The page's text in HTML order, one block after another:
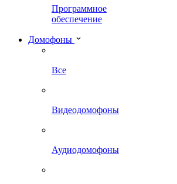
Программное
обеспечение
Домофоны
Все
Видеодомофоны
Аудиодомофоны